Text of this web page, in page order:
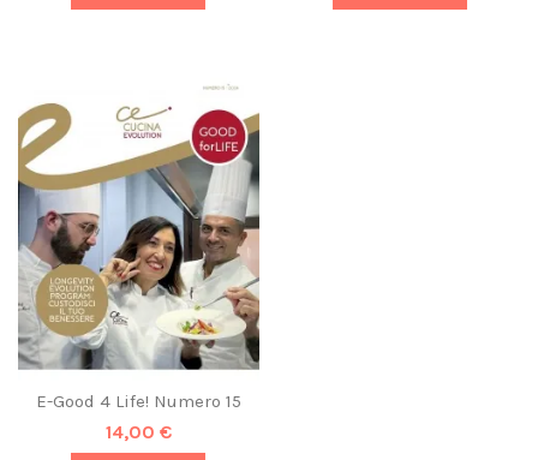
E-Good 4 Life! Numero 15
14,00 €